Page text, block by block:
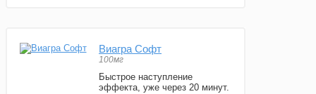
Виагра Софт
100мг
Быстрое наступление
эффекта, уже через 20 минут.